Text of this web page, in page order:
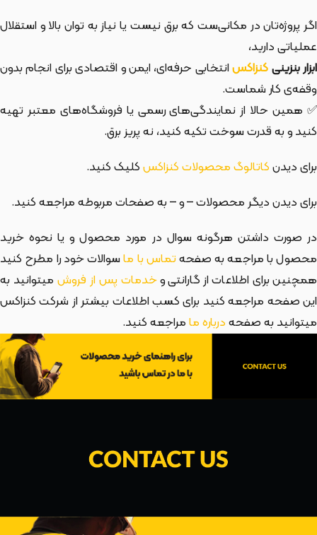
اگر پروژه‌تان در مکانی‌ست که برق نیست یا نیاز به توان بالا و استقلال
عملیاتی دارید،
ابزار بنزینیکنزاکسانتخابی حرفه‌ای، ایمن و اقتصادی برای انجام بدون
وقفه‌ی کار شماست.
✅ همین حالا از نمایندگی‌های رسمی یا فروشگاه‌های معتبر تهیه
کنید و به قدرت سوخت تکیه کنید، نه پریز برق.
برای دیدنکاتالوگ محصولات کنزاکسکلیک کنید.
برای دیدن دیگر محصولات– و– به صفحات مربوطه مراجعه کنید.
در صورت داشتن هرگونه سوال در مورد محصول و یا نحوه خرید
محصول با مراجعه به صفحهتماس با ماسوالات خود را مطرح کنید
همچنین برای اطلاعات از گارانتی وخدمات پس از فروش میتوانید به
این صفحه مراجعه کنید برای کسب اطلاعات بیشتر از شرکت کنزاکس
میتوانید به صفحهدرباره مامراجعه کنید.